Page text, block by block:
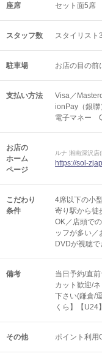
座席 セット面5席
スタッフ数 スタイリスト
駐車場 お店の目の前
支払い方法
Visa／
ionPay（銀
電子マネー
お店の
ホーム
ページ
ルナ 湘南深沢店
https://sol-
こだわり
条件
4席以下の小
寄り駅から徒
OK／店頭で
ッフが多い／
DVDが視聴
備考
当日予約/直
カット歓迎/
下さい(鎌倉/
くら】【U24
その他 ポイント利用